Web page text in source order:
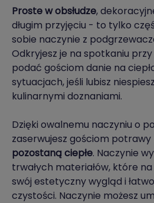
Proste w obsłudze,
długim przyjęciu - to tylko
sobie naczynie z
Odkryjesz je na spotkaniu
podać gościom danie na
sytuacjach, jeśli lubisz
kulinarnymi doznaniami.
Dzięki owalnemu naczyniu o
zaserwujesz gościom potrawy
pozostaną ciepłe. Naczynie
trwałych materiałów, które
swój estetyczny wygląd i
czystości. Naczynie możesz